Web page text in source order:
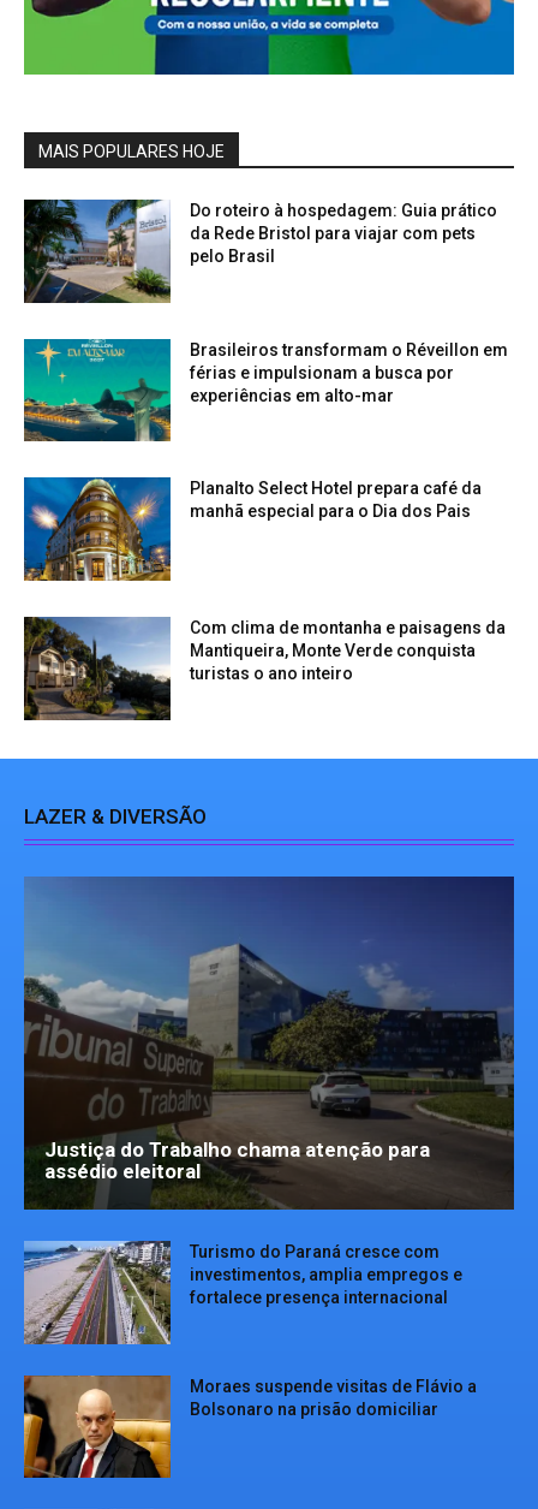
MAIS POPULARES HOJE
Do roteiro à hospedagem: Guia prático
da Rede Bristol para viajar com pets
pelo Brasil
Brasileiros transformam o Réveillon em
férias e impulsionam a busca por
experiências em alto-mar
Planalto Select Hotel prepara café da
manhã especial para o Dia dos Pais
Com clima de montanha e paisagens da
Mantiqueira, Monte Verde conquista
turistas o ano inteiro
LAZER & DIVERSÃO
Justiça do Trabalho chama atenção para
assédio eleitoral
Turismo do Paraná cresce com
investimentos, amplia empregos e
fortalece presença internacional
Moraes suspende visitas de Flávio a
Bolsonaro na prisão domiciliar